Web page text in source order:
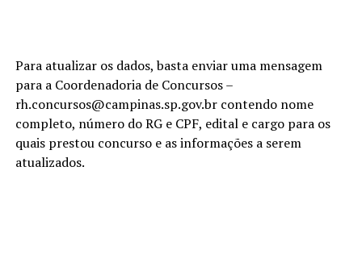
Para atualizar os dados, basta enviar uma mensagem
para a Coordenadoria de Concursos –
rh.concursos@campinas.sp.gov.br contendo nome
completo, número do RG e CPF, edital e cargo para os
quais prestou concurso e as informações a serem
atualizados.